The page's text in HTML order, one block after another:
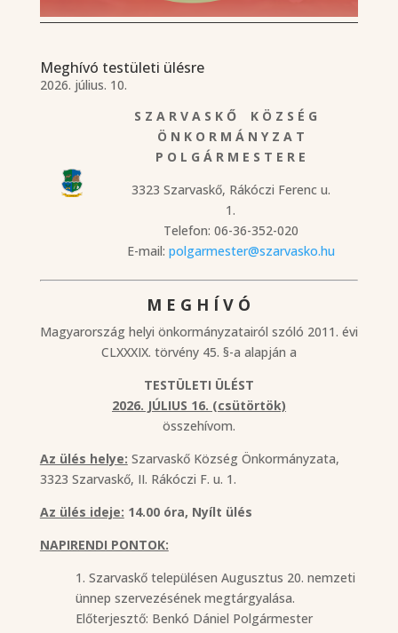
Meghívó testületi ülésre
2026. július. 10.
S Z A R V A S K Ő K Ö Z S É G
Ö N K O R M Á N Y Z A T
P O L G Á R M E S T E R E
3323 Szarvaskő, Rákóczi Ferenc u.
1.
Telefon: 06-36-352-020
E-mail: polgarmester@szarvasko.hu
M E G H Í V Ó
Magyarország helyi önkormányzatairól szóló 2011. évi
CLXXXIX. törvény 45. §-a alapján a
TESTÜLETI ÜLÉST
2026. JÚLIUS 16. (csütörtök)
összehívom.
Az ülés helye: Szarvaskő Község Önkormányzata,
3323 Szarvaskő, II. Rákóczi F. u. 1.
Az ülés ideje: 14.00 óra, Nyílt ülés
NAPIRENDI PONTOK:
1. Szarvaskő településen Augusztus 20. nemzeti
ünnep szervezésének megtárgyalása.
Előterjesztő: Benkó Dániel Polgármester